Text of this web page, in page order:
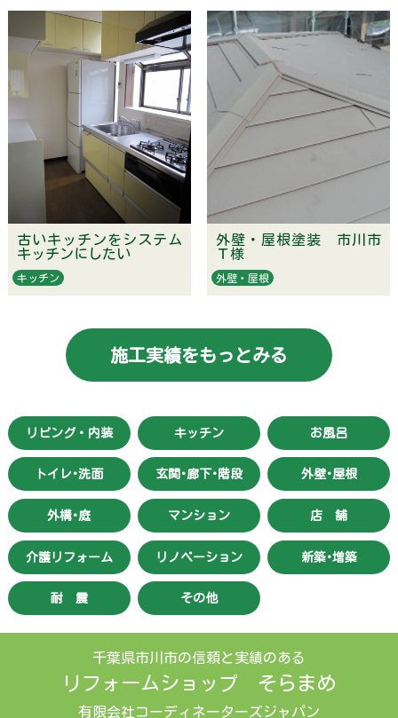
古いキッチンをシステム
キッチンにしたい
キッチン
外壁・屋根塗装 市川市
Ｔ様
外壁・屋根
施工実績をもっとみる
リビング・内装 キッチン お風呂
トイレ･洗面 玄関･廊下･階段 外壁･屋根
外構･庭 マンション 店 舗
介護リフォーム リノベーション 新築･増築
耐 震 その他
千葉県市川市の信頼と実績のある
リフォームショップ そらまめ
有限会社コーディネーターズジャパン